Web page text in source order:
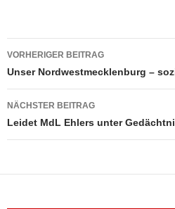
Beitragsnavigation
VORHERIGER BEITRAG
Unser Nordwestmecklenburg –
NÄCHSTER BEITRAG
Leidet MdL Ehlers unter